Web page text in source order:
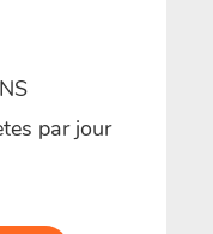
par jour